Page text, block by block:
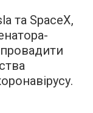
та SpaceX,